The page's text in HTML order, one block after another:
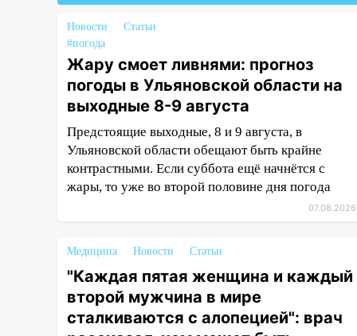
19:30 Ульяновцев приглашают
поддержать «Симбирскую
чебурашку» на фестивале
«ФормАРТ»
18:11 Ульяновская область
стала пилотным регионом
проекта «Культурное
долголетие»
17:16 В реанимацию
Ульяновской областной
16:51
В Чердаклинском районе
ремонтируют дороги, ставят
остановки и проводят новое
освещение
Новости
Статьи
#погода
Жару смоет ливнями: прогноз
погоды в Ульяновской области на
выходные 8-9 августа
Предстоящие выходные, 8 и 9 августа, в
Ульяновской области обещают быть крайне
контрастными. Если суббота ещё начнётся с
жары, то уже во второй половине дня погода
07.08.2026
Медицина Новости Статьи
"Каждая пятая женщина и каждый
второй мужчина в мире
сталкиваются с алопецией": врач